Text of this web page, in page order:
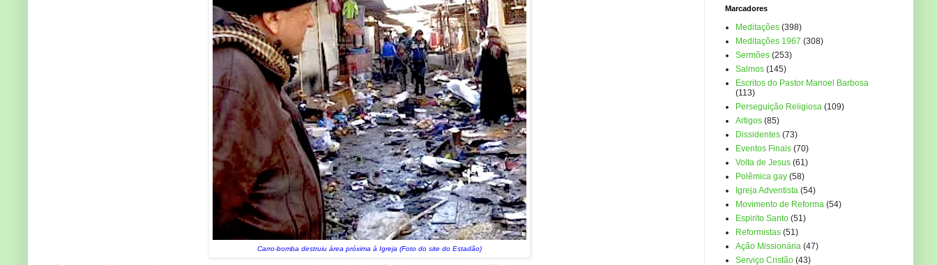
Carro-bomba destruiu área próxima à Igreja (Foto do site do Estadão)
Marcadores
Meditações (398)
Meditações 1967 (308)
Sermões (253)
Salmos (145)
Escritos do Pastor Manoel Barbosa
(113)
Perseguição Religiosa (109)
Artigos (85)
Dissidentes (73)
Eventos Finais (70)
Volta de Jesus (61)
Polêmica gay (58)
Igreja Adventista (54)
Movimento de Reforma (54)
Espirito Santo (51)
Reformistas (51)
Ação Missionária (47)
Serviço Cristão (43)